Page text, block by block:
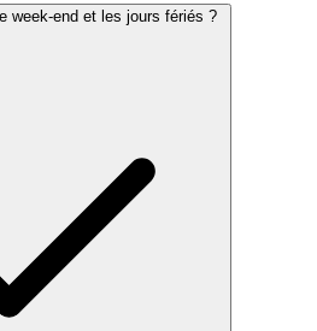
week-end et les jours fériés ?